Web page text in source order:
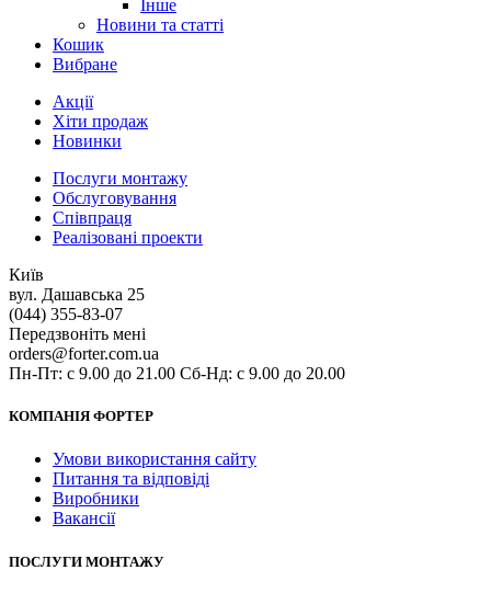
Інше
Новини та статті
Кошик
Вибране
Акції
Хіти продаж
Новинки
Послуги монтажу
Обслуговування
Співпраця
Реалізовані проекти
Київ
вул. Дашавська 25
(044) 355-83-07
Передзвоніть мені
orders@forter.com.ua
Пн-Пт: с 9.00 до 21.00 Сб-Нд: с 9.00 до 20.00
КОМПАНІЯ ФОРТЕР
Умови використання сайту
Питання та відповіді
Виробники
Вакансії
ПОСЛУГИ МОНТАЖУ